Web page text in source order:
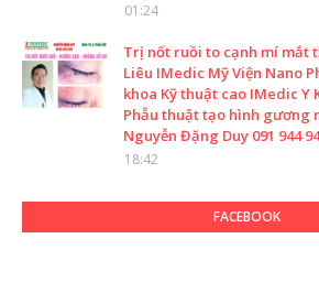
01:24
Trị nốt ruồi to cạnh mí mắt
Liêu IMedic Mỹ Viện Nano
khoa Kỹ thuật cao IMedic Y
Phẫu thuật tạo hình gương
Nguyễn Đặng Duy 091 944
18:42
FACEBOOK